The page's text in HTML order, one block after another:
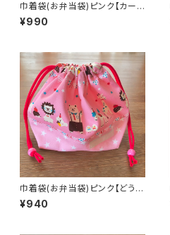
巾着袋(お弁当袋)ピンク【カーテ
ンキャット】☆18×27cmマチ12c
m★KO.2223242526 女の
Hoshizora☆ほしぞら
¥990
巾着袋(お弁当袋)ピンク【どうぶ
つ柄】☆18×28cmマチ12cm★
KO. 17 アニマル ライオン ら
¥940